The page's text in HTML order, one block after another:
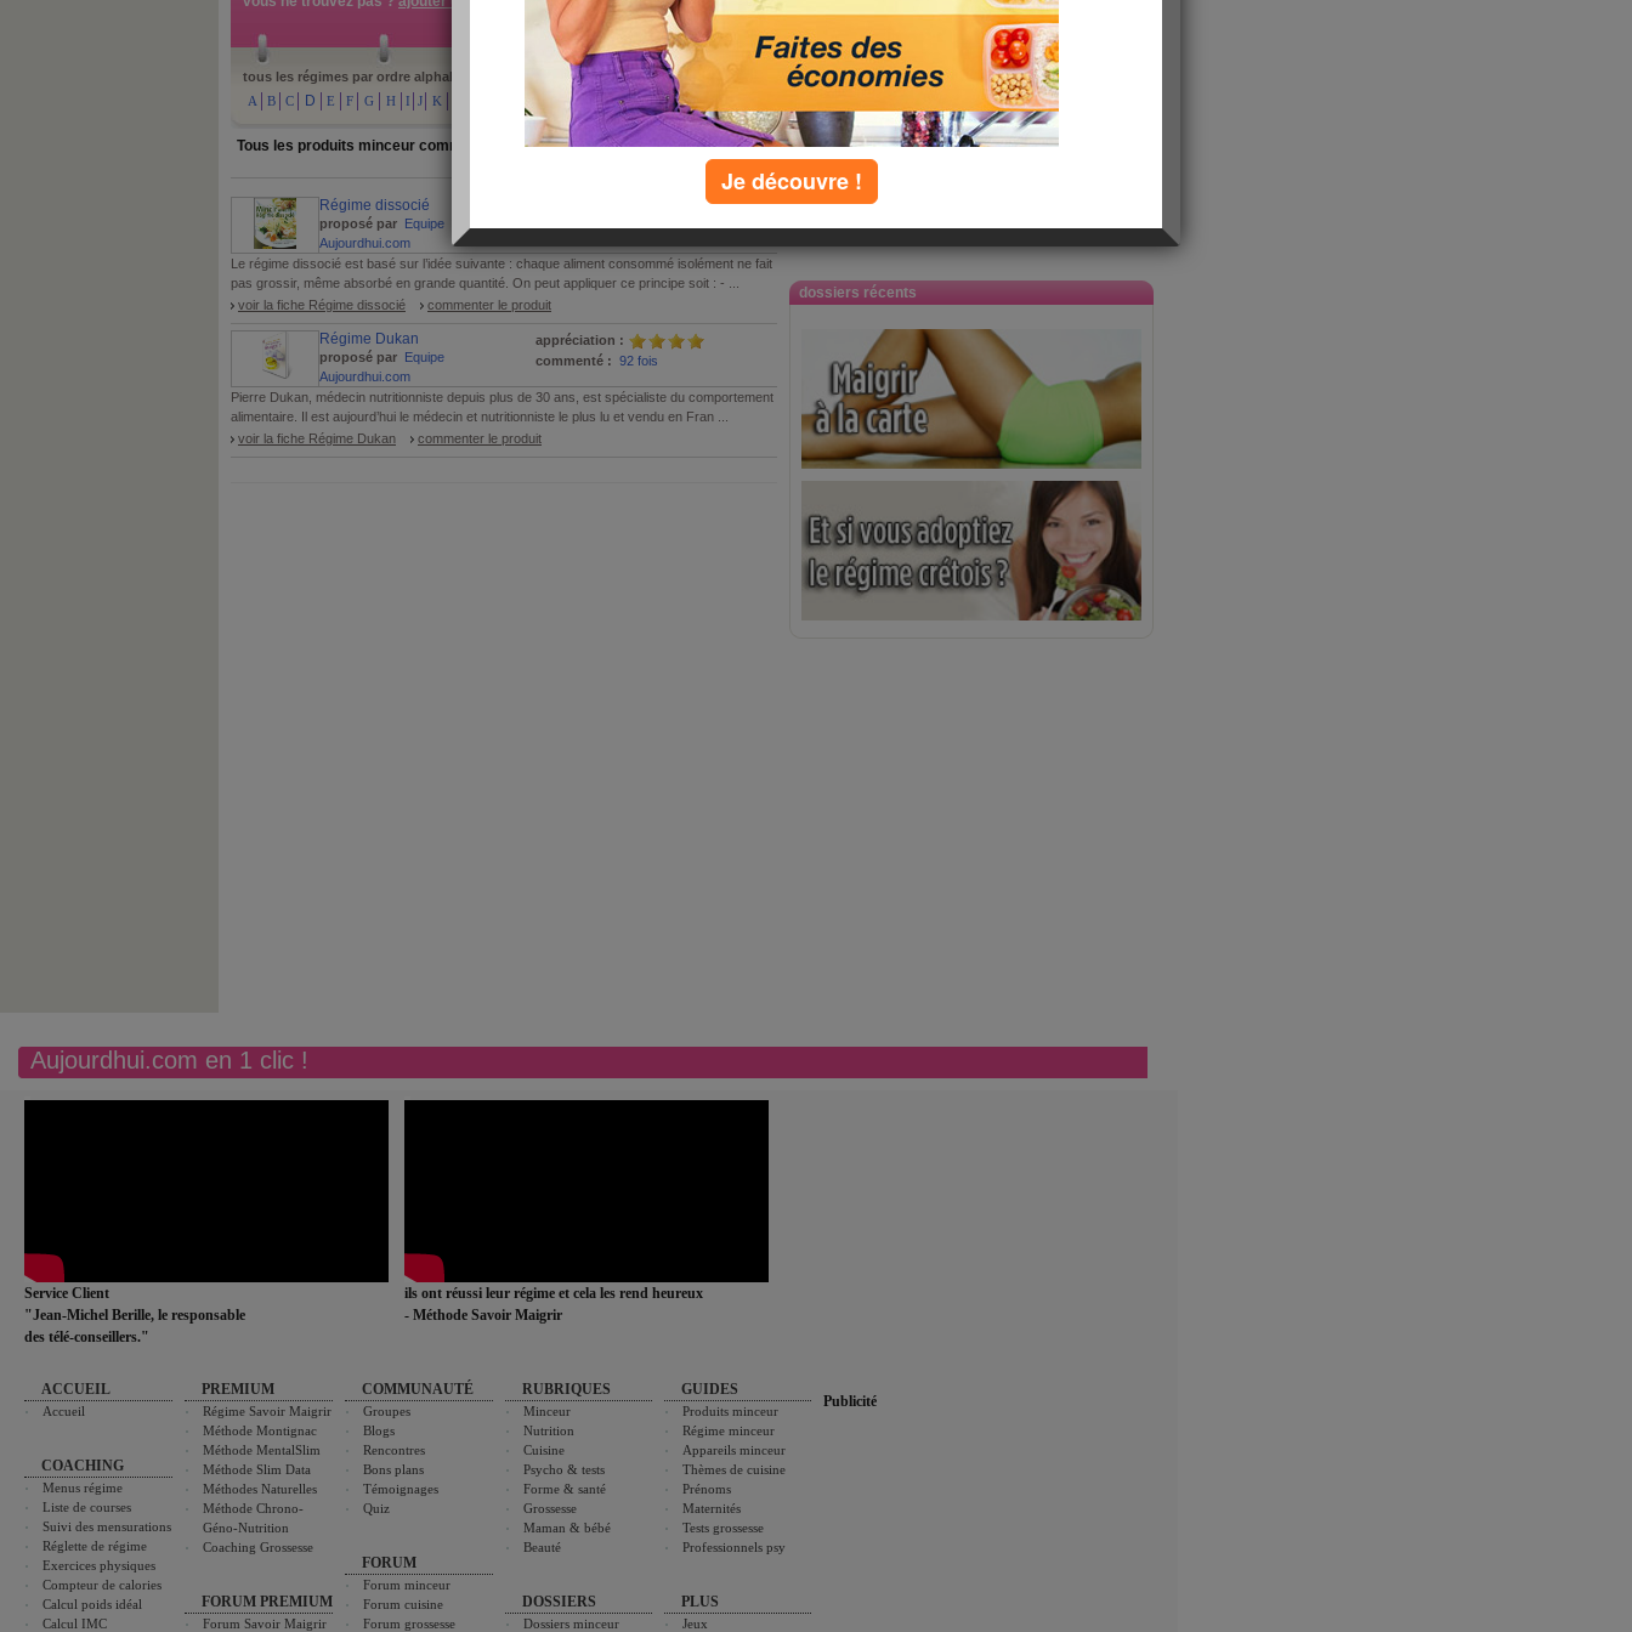
dossiers récents
tous les régimes par ordre alphabétique :
A
B C D E F G H I J K P Q S T U V W
Tous les produits minceur commençant parD
Régime dissocié
proposé par Equipe
Aujourdhui.com
commenté : 4 fois
Le régime dissocié est basé sur l’idée suivante : chaque aliment consommé isolément ne fait
pas grossir, même absorbé en grande quantité. On peut appliquer ce principe soit : - ...
voir la fiche Régime dissocié
commenter le produit
Régime Dukan
proposé par Equipe
Aujourdhui.com
appréciation :
commenté : 92 fois
Pierre Dukan, médecin nutritionniste depuis plus de 30 ans, est spécialiste du comportement
alimentaire. Il est aujourd’hui le médecin et nutritionniste le plus lu et vendu en Fran ...
voir la fiche Régime Dukan
commenter le produit
Aujourdhui.com en 1 clic !
Service Client
"Jean-Michel Berille, le responsable
des télé-conseillers."
ils ont réussi leur régime et cela les rend heureux
- Méthode Savoir Maigrir
ACCUEIL
Accueil
COACHING
Menus régime
Liste de courses
Suivi des mensurations
Réglette de régime
Exercices physiques
Compteur de calories
Calcul poids idéal
Calcul IMC
PREMIUM
Régime Savoir Maigrir
Méthode Montignac
Méthode MentalSlim
Méthode Slim Data
Méthodes Naturelles
Méthode Chrono-
Géno-Nutrition
Coaching Grossesse
FORUM PREMIUM
Forum Savoir Maigrir
COMMUNAUTÉ
Groupes
Blogs
Rencontres
Bons plans
Témoignages
Quiz
FORUM
Forum minceur
Forum cuisine
Forum grossesse
RUBRIQUES
Minceur
Nutrition
Cuisine
Psycho & tests
Forme & santé
Grossesse
Maman & bébé
Beauté
DOSSIERS
Dossiers minceur
GUIDES
Produits minceur
Régime minceur
Appareils minceur
Thèmes de cuisine
Prénoms
Maternités
Tests grossesse
Professionnels psy
PLUS
Jeux
Publicité
Je découvre !